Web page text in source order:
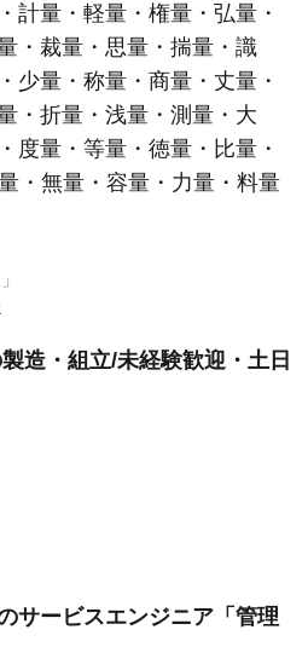
計量・軽量・権量・弘量・
・裁量・思量・揣量・識
少量・称量・商量・丈量・
・折量・浅量・測量・大
度量・等量・徳量・比量・
・無量・容量・力量・料量
造・組立/未経験歓迎・土日
サービスエンジニア「管理